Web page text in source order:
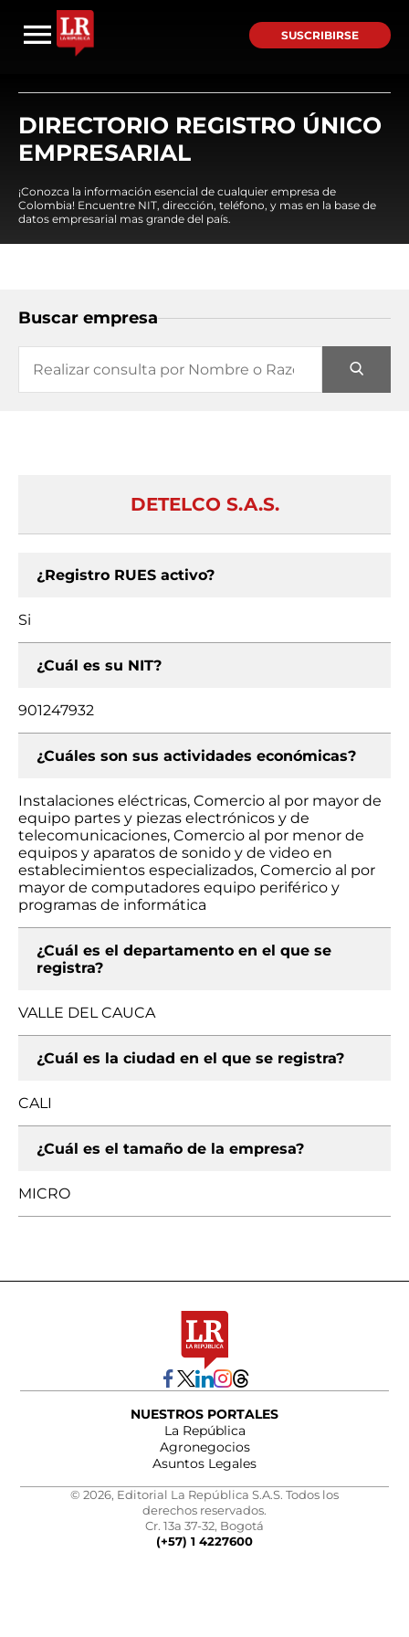
SUSCRIBIRSE
DIRECTORIO REGISTRO ÚNICO
EMPRESARIAL
¡Conozca la información esencial de cualquier empresa de
Colombia! Encuentre NIT, dirección, teléfono, y mas en la base de
datos empresarial mas grande del país.
Buscar empresa
DETELCO S.A.S.
¿Registro RUES activo?
Si
¿Cuál es su NIT?
901247932
¿Cuáles son sus actividades económicas?
Instalaciones eléctricas, Comercio al por mayor de
equipo partes y piezas electrónicos y de
telecomunicaciones, Comercio al por menor de
equipos y aparatos de sonido y de video en
establecimientos especializados, Comercio al por
mayor de computadores equipo periférico y
programas de informática
¿Cuál es el departamento en el que se
registra?
VALLE DEL CAUCA
¿Cuál es la ciudad en el que se registra?
CALI
¿Cuál es el tamaño de la empresa?
MICRO
NUESTROS PORTALES
La República
Agronegocios
Asuntos Legales
© 2026, Editorial La República S.A.S. Todos los
derechos reservados.
Cr. 13a 37-32, Bogotá
(+57) 1 4227600